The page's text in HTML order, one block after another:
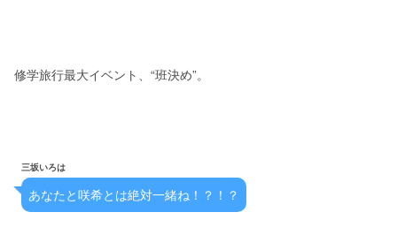
修学旅行最大イベント、“班決め”。
三坂いろは
あなたと咲希とは絶対一緒ね！？！？